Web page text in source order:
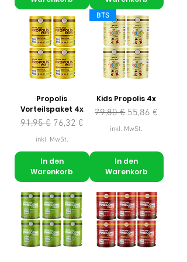
Propolis
Vorteilspaket 4x
Standardpreis
91,95 € Sale-Preis
76,32 €
inkl. MwSt.
In den
Warenkorb
BTS
Kids Propolis 4x
Standardpreis
79,80 € Sale-Preis
55,86 €
inkl. MwSt.
In den
Warenkorb